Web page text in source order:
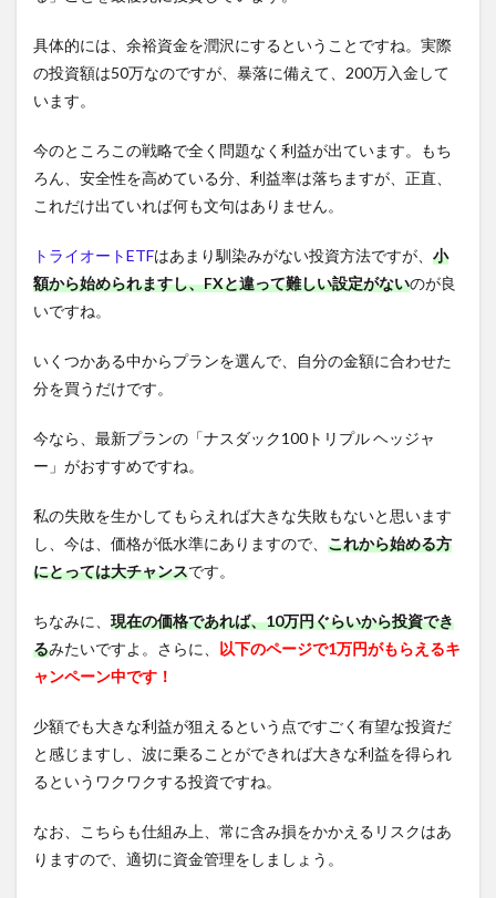
具体的には、余裕資金を潤沢にするということですね。実際
の投資額は50万なのですが、暴落に備えて、200万入金して
います。
今のところこの戦略で全く問題なく利益が出ています。もち
ろん、安全性を高めている分、利益率は落ちますが、正直、
これだけ出ていれば何も文句はありません。
トライオートETFはあまり馴染みがない投資方法ですが、 小
額から始められますし、FXと違って難しい設定がないのが良
いですね。
いくつかある中からプランを選んで、自分の金額に合わせた
分を買うだけです。
今なら、最新プランの「ナスダック100トリプル ヘッジャ
ー」がおすすめですね。
私の失敗を生かしてもらえれば大きな失敗もないと思います
し、今は、価格が低水準にありますので、 これから始める方
にとっては大チャンスです。
ちなみに、 現在の価格であれば、10万円ぐらいから投資でき
るみたいですよ。さらに、 以下のページで1万円がもらえるキ
ャンペーン中です！
少額でも大きな利益が狙えるという点ですごく有望な投資だ
と感じますし、波に乗ることができれば大きな利益を得られ
るというワクワクする投資ですね。
なお、こちらも仕組み上、常に含み損をかかえるリスクはあ
りますので、適切に資金管理をしましょう。